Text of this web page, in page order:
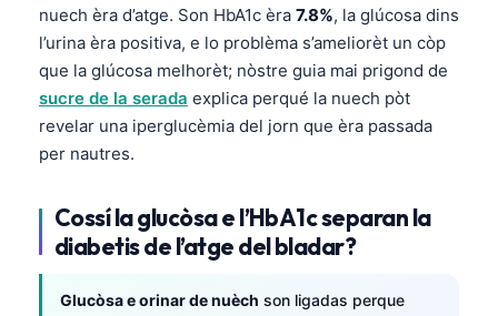
nuech èra d’atge. Son HbA1c èra 7.8%, la glúcosa dins
l’urina èra positiva, e lo problèma s’ameliorèt un còp
que la glúcosa melhorèt; nòstre guia mai prigond de
sucre de la serada explica perqué la nuech pòt
revelar una iperglucèmia del jorn que èra passada
per nautres.
Cossí la glucòsa e l’HbA1c separan la
diabetis de l’atge del bladar?
Glucòsa e orinar de nuèch son ligadas perque